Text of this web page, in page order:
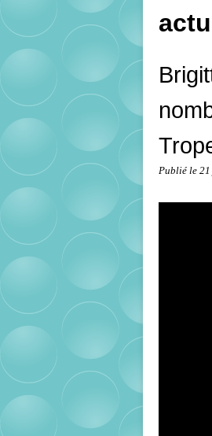
Publié le